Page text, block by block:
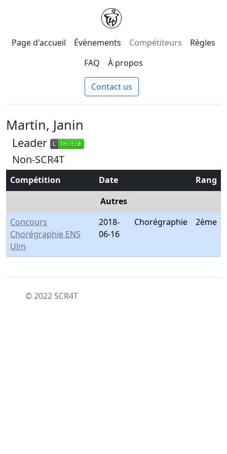
Page d'accueil Évènements Compétiteurs
Règles
FAQ
À propos
Contact us
Martin, Janin
Leader L
L Initié
Initié
Non-SCR4T
Compétition Date
Rang
Autres
Concours
Chorégraphie ENS
Ulm
2018-
06-16
Chorégraphie 2ème
© 2022 SCR4T